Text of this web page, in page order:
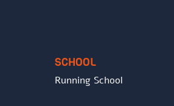
SCHOOL
Running School